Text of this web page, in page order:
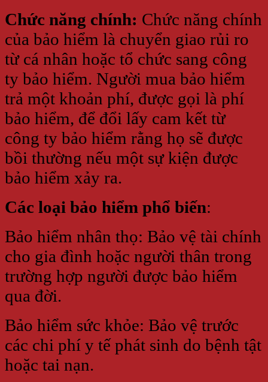
Chức năng chính: Chức năng chính
của bảo hiểm là chuyển giao rủi ro
từ cá nhân hoặc tổ chức sang công
ty bảo hiểm. Người mua bảo hiểm
trả một khoản phí, được gọi là phí
bảo hiểm, để đổi lấy cam kết từ
công ty bảo hiểm rằng họ sẽ được
bồi thường nếu một sự kiện được
bảo hiểm xảy ra.
Các loại bảo hiểm phổ biến:
Bảo hiểm nhân thọ: Bảo vệ tài chính
cho gia đình hoặc người thân trong
trường hợp người được bảo hiểm
qua đời.
Bảo hiểm sức khỏe: Bảo vệ trước
các chi phí y tế phát sinh do bệnh tật
hoặc tai nạn.